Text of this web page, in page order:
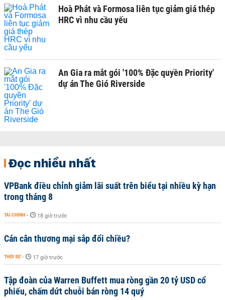
Hoà Phát và Formosa liên tục giảm giá thép
HRC vì nhu cầu yếu
An Gia ra mắt gói '100% Đặc quyền Priority'
dự án The Gió Riverside
Đọc nhiều nhất
VPBank điều chỉnh giảm lãi suất trên biểu tại nhiều kỳ hạn
trong tháng 8
TÀI CHÍNH - 18 giờ trước
Cán cân thương mại sắp đổi chiều?
THỜI SỰ - 17 giờ trước
Tập đoàn của Warren Buffett mua ròng gần 20 tỷ USD cổ
phiếu, chấm dứt chuỗi bán ròng 14 quý